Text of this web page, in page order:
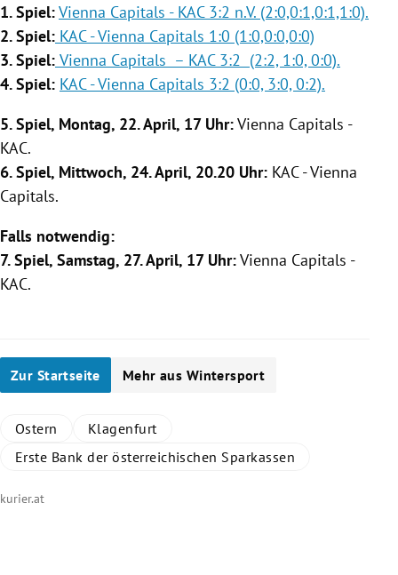
1. Spiel:Vienna Capitals - KAC 3:2 n.V. (2:0,0:1,0:1,1:0).
2. Spiel: KAC - Vienna Capitals 1:0 (1:0,0:0,0:0)
3. Spiel: Vienna Capitals – KAC 3:2 (2:2, 1:0, 0:0).
4. Spiel: KAC - Vienna Capitals 3:2 (0:0, 3:0, 0:2).
5. Spiel, Montag, 22. April, 17 Uhr:Vienna Capitals -
KAC.
6. Spiel, Mittwoch, 24. April, 20.20 Uhr: KAC -Vienna
Capitals.
Falls notwendig:
7. Spiel, Samstag, 27. April, 17 Uhr:Vienna Capitals -
KAC.
Zur Startseite Mehr aus Wintersport
Ostern
Klagenfurt
Erste Bank der österreichischen Sparkassen
kurier.at